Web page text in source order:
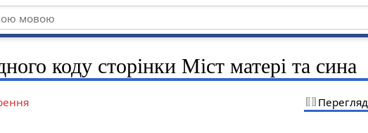
коду сторінки Міст матері та сина
Перегляд